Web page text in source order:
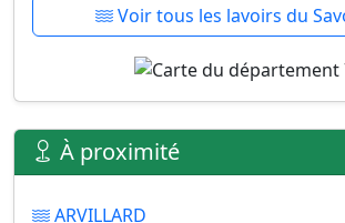
Voir tous les lavoirs du
À proximité
ARVILLARD